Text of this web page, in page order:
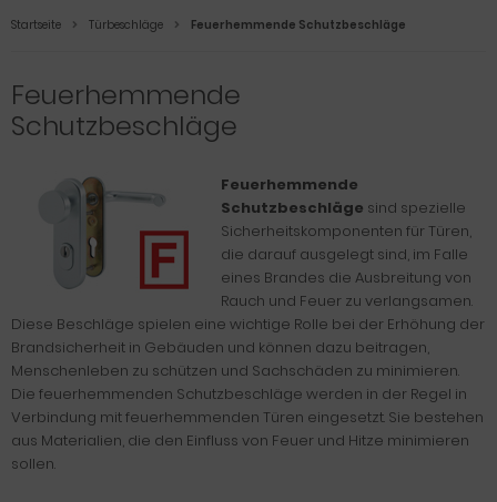
Startseite Türbeschläge Feuerhemmende Schutzbeschläge
Feuerhemmende
Schutzbeschläge
Feuerhemmende
Schutzbeschläge sind spezielle
Sicherheitskomponenten für Türen,
die darauf ausgelegt sind, im Falle
eines Brandes die Ausbreitung von
Rauch und Feuer zu verlangsamen.
Diese Beschläge spielen eine wichtige Rolle bei der Erhöhung der
Brandsicherheit in Gebäuden und können dazu beitragen,
Menschenleben zu schützen und Sachschäden zu minimieren.
Die feuerhemmenden Schutzbeschläge werden in der Regel in
Verbindung mit feuerhemmenden Türen eingesetzt. Sie bestehen
aus Materialien, die den Einfluss von Feuer und Hitze minimieren
sollen.